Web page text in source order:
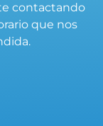
contactando
que nos